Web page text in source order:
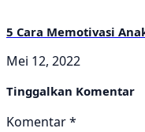
5 Cara Memotivasi
Mei 12, 2022
Tinggalkan Komentar
Komentar*